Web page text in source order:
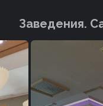
Заведения.